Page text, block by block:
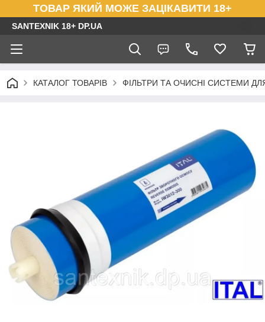
ТОВАР ЯКИЙ МОЖЕ ЗАЦІКАВИТИ 18+
SANTEXNIK 18+ DP.UA
КАТАЛОГ ТОВАРІВ ФІЛЬТРИ ТА ОЧИСНІ СИСТЕМИ